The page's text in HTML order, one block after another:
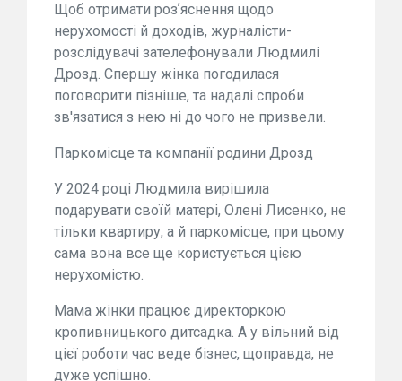
Щоб отримати розʼяснення щодо
нерухомості й доходів, журналісти-
розслідувачі зателефонували Людмилі
Дрозд. Спершу жінка погодилася
поговорити пізніше, та надалі спроби
зв'язатися з нею ні до чого не призвели.
Паркомісце та компанії родини Дрозд
У 2024 році Людмила вирішила
подарувати своїй матері, Олені Лисенко, не
тільки квартиру, а й паркомісце, при цьому
сама вона все ще користується цією
нерухомістю.
Мама жінки працює директоркою
кропивницького дитсадка. А у вільний від
цієї роботи час веде бізнес, щоправда, не
дуже успішно.